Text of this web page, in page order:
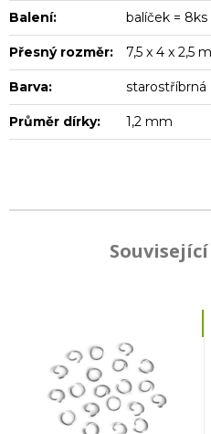
Balení: balíček = 8ks
Přesný rozměr: 7,5 x 4 x 2,5
Barva: starostříbrná
Průměr dírky: 1,2 mm